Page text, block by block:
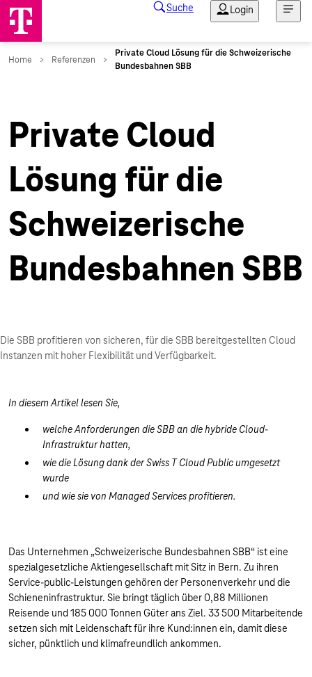
Private Cloud
Lösung für die
Schweizerische
Bundesbahnen SBB
Die SBB profitieren von sicheren, für die SBB bereitgestellten Cloud
Instanzen mit hoher Flexibilität und Verfügbarkeit.
In diesem Artikel lesen Sie,
welche Anforderungen die SBB an die hybride Cloud-
Infrastruktur hatten,
wie die Lösung dank der Swiss T Cloud Public umgesetzt
wurde
und wie sie von Managed Services profitieren.
Das Unternehmen „Schweizerische Bundesbahnen SBB“ ist eine
spezialgesetzliche Aktiengesellschaft mit Sitz in Bern. Zu ihren
Service-public-Leistungen gehören der Personenverkehr und die
Schieneninfrastruktur. Sie bringt täglich über 0,88 Millionen
Reisende und 185 000 Tonnen Güter ans Ziel. 33 500 Mitarbeitende
setzen sich mit Leidenschaft für ihre Kund:innen ein, damit diese
sicher, pünktlich und klimafreundlich ankommen.